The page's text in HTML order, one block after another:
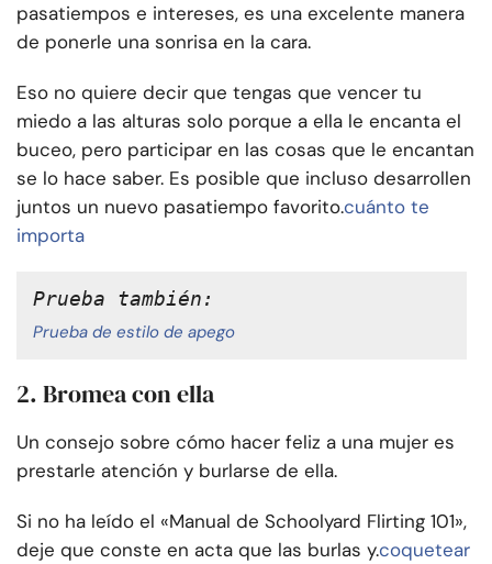
pasatiempos e intereses, es una excelente manera
de ponerle una sonrisa en la cara.
Eso no quiere decir que tengas que vencer tu
miedo a las alturas solo porque a ella le encanta el
buceo, pero participar en las cosas que le encantan
se lo hace saber. Es posible que incluso desarrollen
juntos un nuevo pasatiempo favorito.cuánto te
importa
Prueba también:
Prueba de estilo de apego
2. Bromea con ella
Un consejo sobre cómo hacer feliz a una mujer es
prestarle atención y burlarse de ella.
Si no ha leído el «Manual de Schoolyard Flirting 101»,
deje que conste en acta que las burlas y.coquetear